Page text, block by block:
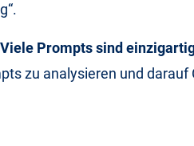
Viele Prompts sind
zu analysieren und